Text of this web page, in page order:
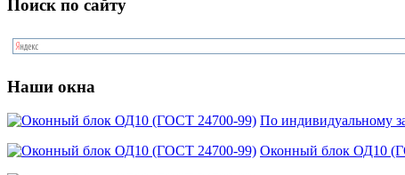
Поиск по сайту
Наши окна
По индивидуальному
Оконный блок ОД10